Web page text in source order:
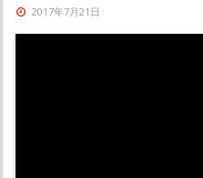
2017年7月21日